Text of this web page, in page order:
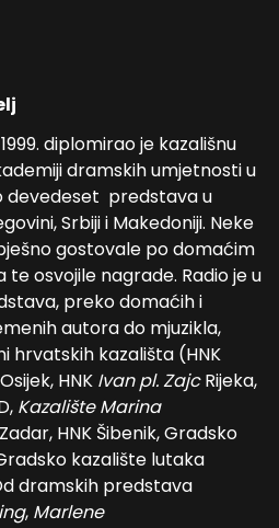
diplomirao je kazališnu
dramskih umjetnosti u
devedeset predstava u
Srbiji i Makedoniji. Neke
gostovale po domaćim
osvojile nagrade. Radio je u
preko domaćih i
autora do mjuzikla,
hrvatskih kazališta (HNK
HNK Ivan pl. Zajc Rijeka,
Kazalište Marina
HNK Šibenik, Gradsko
kazalište lutaka
dramskih predstava
, Marlene